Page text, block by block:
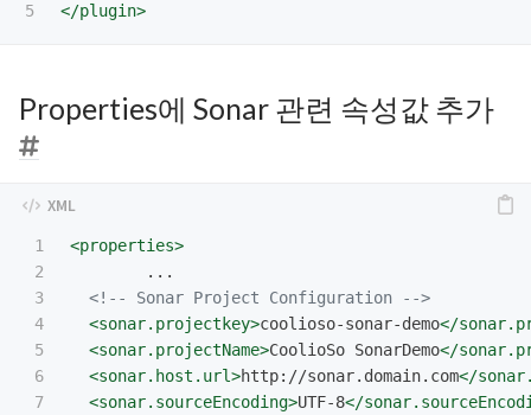
</plugin>
Properties에 Sonar 관련 속성값 추가
1
2
3
4
5
6
7
<properties>
<!-- Sonar Project Configuration -->
<sonar.projectkey>coolioso-sonar-demo</
<sonar.projectName>CoolioSo SonarDemo</
<sonar.host.url>http://sonar.domain.com</
<sonar.sourceEncoding>UTF-8</